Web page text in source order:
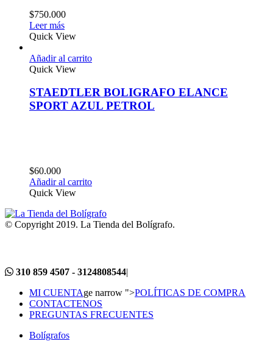
$750.000
Leer más
Quick View
Añadir al carrito
Quick View
STAEDTLER BOLIGRAFO ELANCE
SPORT AZUL PETROL
$60.000
Añadir al carrito
Quick View
© Copyright 2019. La Tienda del Bolígrafo.
310 859 4507 - 3124808544|
MI CUENTAge narrow ">POLÍTICAS DE COMPRA
CONTACTENOS
PREGUNTAS FRECUENTES
Bolígrafos